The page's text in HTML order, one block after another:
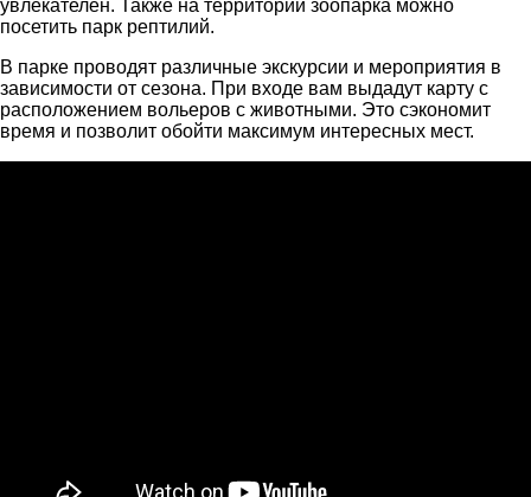
увлекателен. Также на территории зоопарка можно
посетить парк рептилий.
В парке проводят различные экскурсии и мероприятия в
зависимости от сезона. При входе вам выдадут карту с
расположением вольеров с животными. Это сэкономит
время и позволит обойти максимум интересных мест.